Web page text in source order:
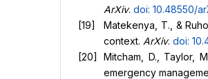
ArXiv. doi: 10.48550/
Matekenya, T., &
context. ArXiv. doi:
Mitcham, D., Taylor,
emergency